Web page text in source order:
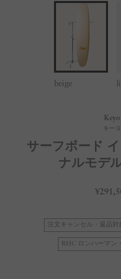
beige
Keyo
キーヨ
サーフボード
ナルモデ
注文キャンセル・返品対
RHC ロンハーマン